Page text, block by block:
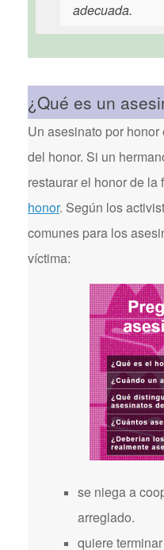
adecuada.
¿Qué es un
Un asesinato por
del honor. Si un
restaurar el honor de la
honor. Según los
comunes para los
víctima:
se niega a
arreglado.
quiere